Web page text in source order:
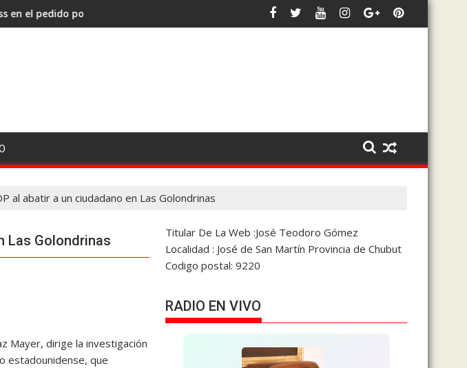
por la administración portuaria y la coparticipación
Jones: «La prioridad siempre será defender los intereses de 28 de Julio y de
Bowen afirmó que trabaja en
al abatir a un ciudadano en Las Golondrinas
Las Golondrinas
Mayer, dirige la investigación
estadounidense, que
Titular De La Web :José Teodoro Gómez
Localidad : José de San Martín Provincia de Chubut
Codigo postal: 9220
RADIO EN VIVO